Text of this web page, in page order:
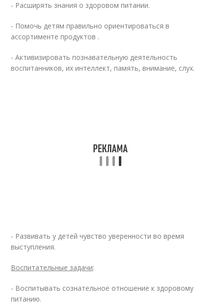
- Расширять знания о здоровом питании.
- Помочь детям правильно ориентироваться в
ассортименте продуктов .
- Активизировать познавательную деятельность
воспитанников, их интеллект, память, внимание, слух.
- Развивать у детей чувство уверенности во время
выступления.
Воспитательные задачи:
- Воспитывать сознательное отношение к здоровому
питанию.